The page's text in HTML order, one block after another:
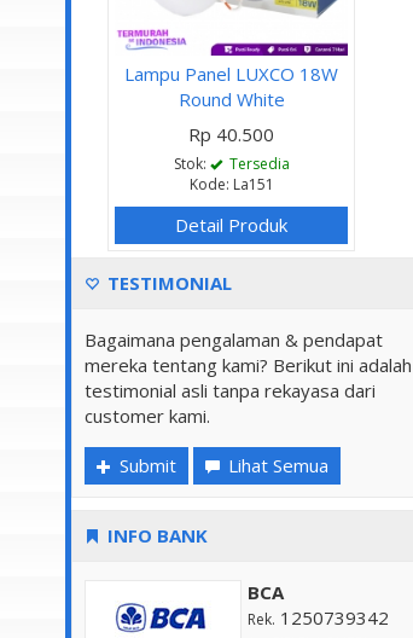
Lampu Panel LUXCO 18W
Round White
Rp 40.500
Stok:
Tersedia
Kode: La151
Detail Produk
TESTIMONIAL
Bagaimana pengalaman & pendapat
mereka tentang kami? Berikut ini adalah
testimonial asli tanpa rekayasa dari
customer kami.
Submit Lihat Semua
INFO BANK
BCA
Rek. 1250739342